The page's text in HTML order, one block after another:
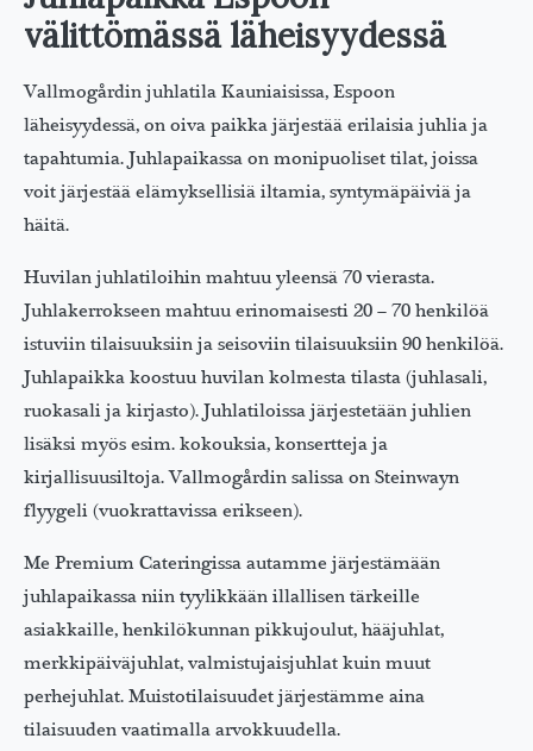
välittömässä läheisyydessä
Vallmogårdin juhlatila Kauniaisissa, Espoon
läheisyydessä, on oiva paikka järjestää erilaisia juhlia ja
tapahtumia. Juhlapaikassa on monipuoliset tilat, joissa
voit järjestää elämyksellisiä iltamia, syntymäpäiviä ja
häitä.
Huvilan juhlatiloihin mahtuu yleensä 70 vierasta.
Juhlakerrokseen mahtuu erinomaisesti 20 – 70 henkilöä
istuviin tilaisuuksiin ja seisoviin tilaisuuksiin 90 henkilöä.
Juhlapaikka koostuu huvilan kolmesta tilasta (juhlasali,
ruokasali ja kirjasto). Juhlatiloissa järjestetään juhlien
lisäksi myös esim. kokouksia, konsertteja ja
kirjallisuusiltoja. Vallmogårdin salissa on Steinwayn
flyygeli (vuokrattavissa erikseen).
Me Premium Cateringissa autamme järjestämään
juhlapaikassa niin tyylikkään illallisen tärkeille
asiakkaille, henkilökunnan pikkujoulut, hääjuhlat,
merkkipäiväjuhlat, valmistujaisjuhlat kuin muut
perhejuhlat. Muistotilaisuudet järjestämme aina
tilaisuuden vaatimalla arvokkuudella.